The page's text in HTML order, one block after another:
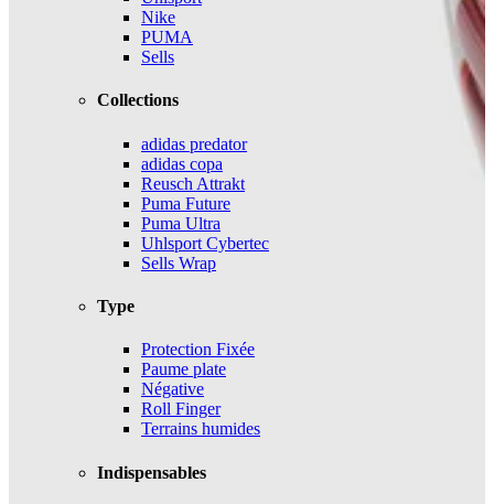
Nike
PUMA
Sells
Collections
adidas predator
adidas copa
Reusch Attrakt
Puma Future
Puma Ultra
Uhlsport Cybertec
Sells Wrap
Type
Protection Fixée
Paume plate
Négative
Roll Finger
Terrains humides
Indispensables